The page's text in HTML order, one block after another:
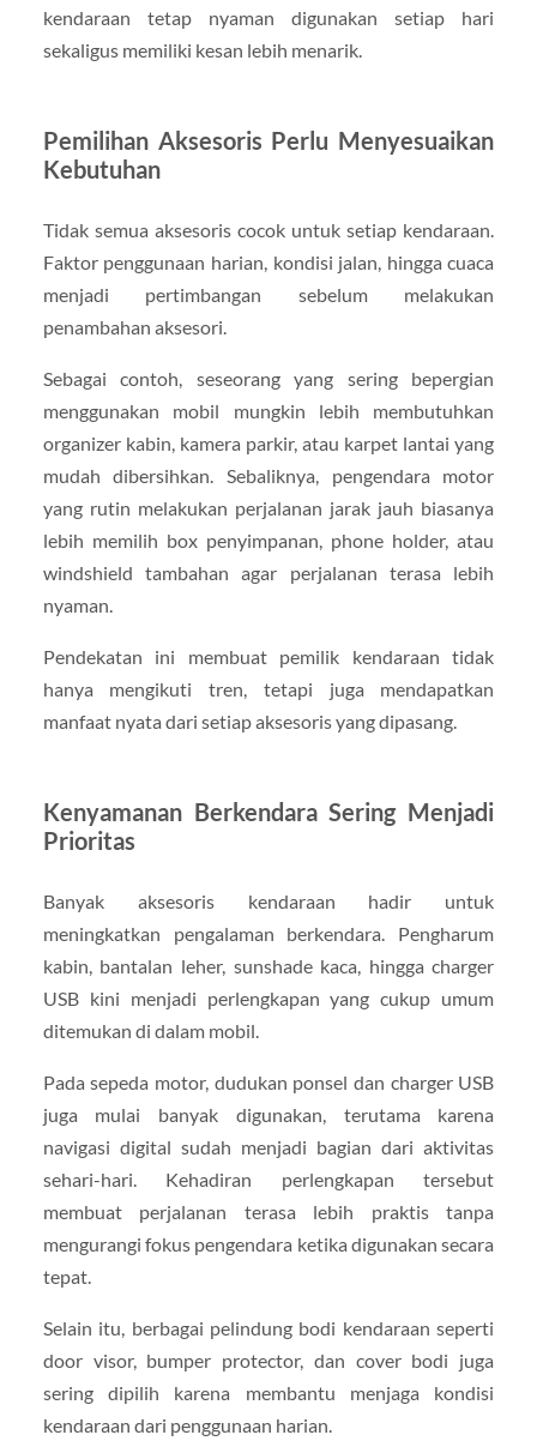
kendaraan tetap nyaman digunakan setiap hari
sekaligus memiliki kesan lebih menarik.
Pemilihan Aksesoris Perlu Menyesuaikan
Kebutuhan
Tidak semua aksesoris cocok untuk setiap kendaraan.
Faktor penggunaan harian, kondisi jalan, hingga cuaca
menjadi pertimbangan sebelum melakukan
penambahan aksesori.
Sebagai contoh, seseorang yang sering bepergian
menggunakan mobil mungkin lebih membutuhkan
organizer kabin, kamera parkir, atau karpet lantai yang
mudah dibersihkan. Sebaliknya, pengendara motor
yang rutin melakukan perjalanan jarak jauh biasanya
lebih memilih box penyimpanan, phone holder, atau
windshield tambahan agar perjalanan terasa lebih
nyaman.
Pendekatan ini membuat pemilik kendaraan tidak
hanya mengikuti tren, tetapi juga mendapatkan
manfaat nyata dari setiap aksesoris yang dipasang.
Kenyamanan Berkendara Sering Menjadi
Prioritas
Banyak aksesoris kendaraan hadir untuk
meningkatkan pengalaman berkendara. Pengharum
kabin, bantalan leher, sunshade kaca, hingga charger
USB kini menjadi perlengkapan yang cukup umum
ditemukan di dalam mobil.
Pada sepeda motor, dudukan ponsel dan charger USB
juga mulai banyak digunakan, terutama karena
navigasi digital sudah menjadi bagian dari aktivitas
sehari-hari. Kehadiran perlengkapan tersebut
membuat perjalanan terasa lebih praktis tanpa
mengurangi fokus pengendara ketika digunakan secara
tepat.
Selain itu, berbagai pelindung bodi kendaraan seperti
door visor, bumper protector, dan cover bodi juga
sering dipilih karena membantu menjaga kondisi
kendaraan dari penggunaan harian.